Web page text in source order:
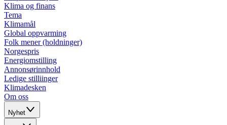
Klima og finans
Tema
Klimamål
Global oppvarming
Folk mener (holdninger)
Norgespris
Energiomstilling
Annonsørinnhold
Ledige stilliinger
Klimadesken
Om oss
Nyhet